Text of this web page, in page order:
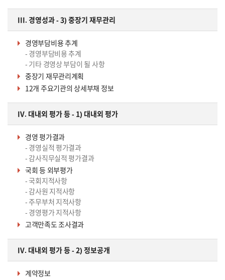
III. 경영성과 - 3) 중장기 재무관리
경영부담비용 추계
- 경영부담비용 추계
- 기타 경영상 부담이 될 사항
중장기 재무관리계획
12개 주요기관의 상세부채 정보
IV. 대내외 평가 등 - 1) 대내외 평가
경영 평가결과
- 경영실적 평가결과
- 감사직무실적 평가결과
국회 등 외부평가
- 국회지적사항
- 감사원 지적사항
- 주무부처 지적사항
- 경영평가 지적사항
고객만족도 조사결과
IV. 대내외 평가 등 - 2) 정보공개
계약정보